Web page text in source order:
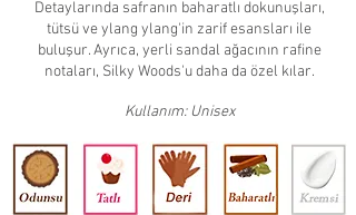
Detaylarında safranın baharatlı dokunuşları,
tütsü ve ylang ylang'in zarif esansları ile
buluşur. Ayrıca, yerli sandal ağacının rafine
notaları, Silky Woods'u daha da özel kılar.
Kullanım: Unisex